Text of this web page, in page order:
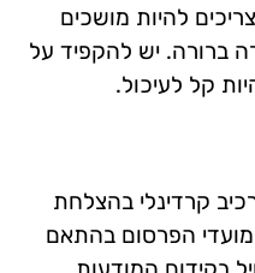
להיות מושכים
ברורה. יש להקפיד על
קל לעיכול.
קרדינלי בהצלחת
הפרסום בהתאם